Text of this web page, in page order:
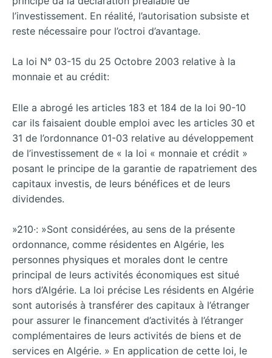
l’investissement. En réalité, l’autorisation subsiste et
reste nécessaire pour l’octroi d’avantage.
La loi N° 03-15 du 25 Octobre 2003 relative à la
monnaie et au crédit:
Elle a abrogé les articles 183 et 184 de la loi 90-10
car ils faisaient double emploi avec les articles 30 et
31 de l’ordonnance 01-03 relative au développement
de l’investissement de « la loi « monnaie et crédit »
posant le principe de la garantie de rapatriement des
capitaux investis, de leurs bénéfices et de leurs
dividendes.
»210·: »Sont considérées, au sens de la présente
ordonnance, comme résidentes en Algérie, les
personnes physiques et morales dont le centre
principal de leurs activités économiques est situé
hors d’Algérie. La loi précise Les résidents en Algérie
sont autorisés à transférer des capitaux à l’étranger
pour assurer le financement d’activités à l’étranger
complémentaires de leurs activités de biens et de
services en Algérie. » En application de cette loi, le